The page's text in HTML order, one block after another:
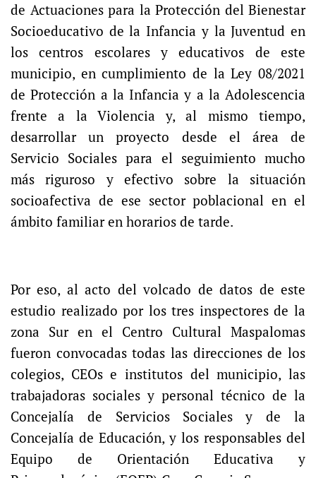
de Actuaciones para la Protección del Bienestar
Socioeducativo de la Infancia y la Juventud en
los centros escolares y educativos de este
municipio, en cumplimiento de la Ley 08/2021
de Protección a la Infancia y a la Adolescencia
frente a la Violencia y, al mismo tiempo,
desarrollar un proyecto desde el área de
Servicio Sociales para el seguimiento mucho
más riguroso y efectivo sobre la situación
socioafectiva de ese sector poblacional en el
ámbito familiar en horarios de tarde.
Por eso, al acto del volcado de datos de este
estudio realizado por los tres inspectores de la
zona Sur en el Centro Cultural Maspalomas
fueron convocadas todas las direcciones de los
colegios, CEOs e institutos del municipio, las
trabajadoras sociales y personal técnico de la
Concejalía de Servicios Sociales y de la
Concejalía de Educación, y los responsables del
Equipo de Orientación Educativa y